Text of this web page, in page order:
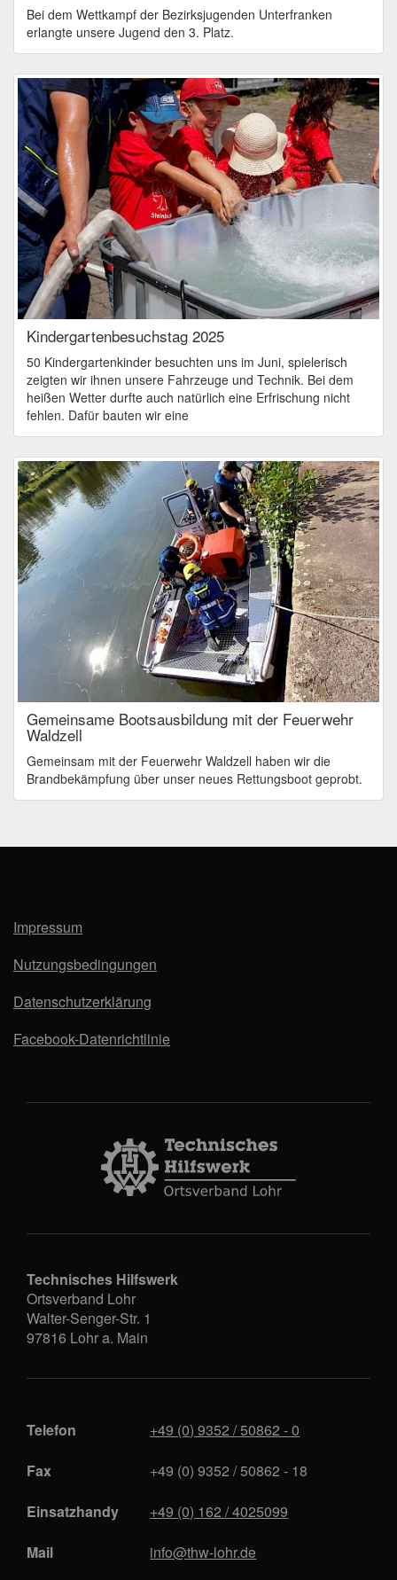
Bei dem Wettkampf der Bezirksjugenden Unterfranken
erlangte unsere Jugend den 3. Platz.
Kindergartenbesuchstag 2025
50 Kindergartenkinder besuchten uns im Juni, spielerisch
zeigten wir ihnen unsere Fahrzeuge und Technik. Bei dem
heißen Wetter durfte auch natürlich eine Erfrischung nicht
fehlen. Dafür bauten wir eine
Gemeinsame Bootsausbildung mit der Feuerwehr
Waldzell
Gemeinsam mit der Feuerwehr Waldzell haben wir die
Brandbekämpfung über unser neues Rettungsboot geprobt.
Impressum
Nutzungsbedingungen
Datenschutzerklärung
Facebook-Datenrichtlinie
Technisches Hilfswerk
Ortsverband Lohr
Walter-Senger-Str. 1
97816 Lohr a. Main
Telefon
+49 (0) 9352 / 50862 - 0
Fax
+49 (0) 9352 / 50862 - 18
Einsatzhandy
+49 (0) 162 / 4025099
Mail
info@thw-lohr.de